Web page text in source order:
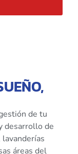
de tu
desarrollo de
áreas del